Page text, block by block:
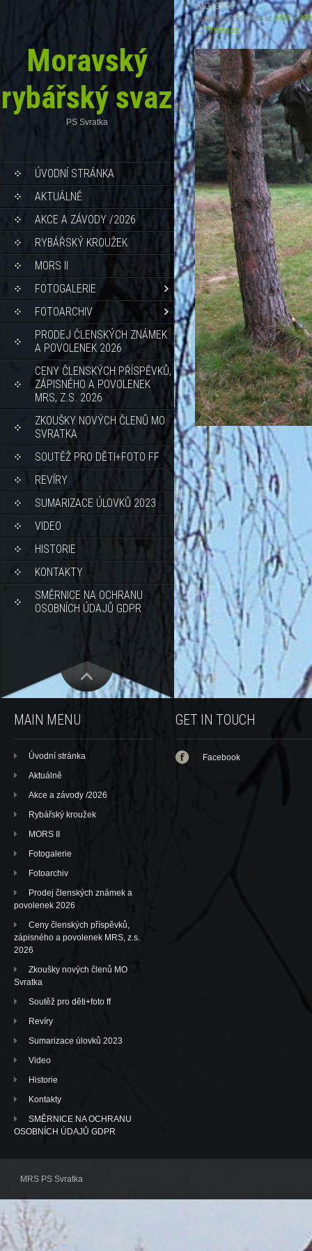
Moravský
rybářský svaz
PS Svratka
ÚVODNÍ STRÁNKA
AKTUÁLNĚ
AKCE A ZÁVODY /2026
RYBÁŘSKÝ KROUŽEK
MORS II
FOTOGALERIE
FOTOARCHIV
PRODEJ ČLENSKÝCH ZNÁMEK
A POVOLENEK 2026
CENY ČLENSKÝCH PŘÍSPĚVKŮ,
ZÁPISNÉHO A POVOLENEK
MRS, Z.S. 2026
ZKOUŠKY NOVÝCH ČLENŮ MO
SVRATKA
SOUTĚŽ PRO DĚTI+FOTO FF
REVÍRY
SUMARIZACE ÚLOVKŮ 2023
VIDEO
HISTORIE
KONTAKTY
SMĚRNICE NA OCHRANU
OSOBNÍCH ÚDAJŮ GDPR
IMG_3559
Published25.9.2014at3456 ×
←Previous
MAIN MENU
Úvodní stránka
Aktuálně
Akce a závody /2026
Rybářský kroužek
MORS II
Fotogalerie
Fotoarchiv
Prodej členských známek a
povolenek 2026
Ceny členských příspěvků,
zápisného a povolenek MRS, z.s.
2026
Zkoušky nových členů MO
Svratka
Soutěž pro děti+foto ff
Revíry
Sumarizace úlovků 2023
Video
Historie
Kontakty
SMĚRNICE NA OCHRANU
OSOBNÍCH ÚDAJŮ GDPR
GET IN TOUCH
Facebook
MRS PS Svratka